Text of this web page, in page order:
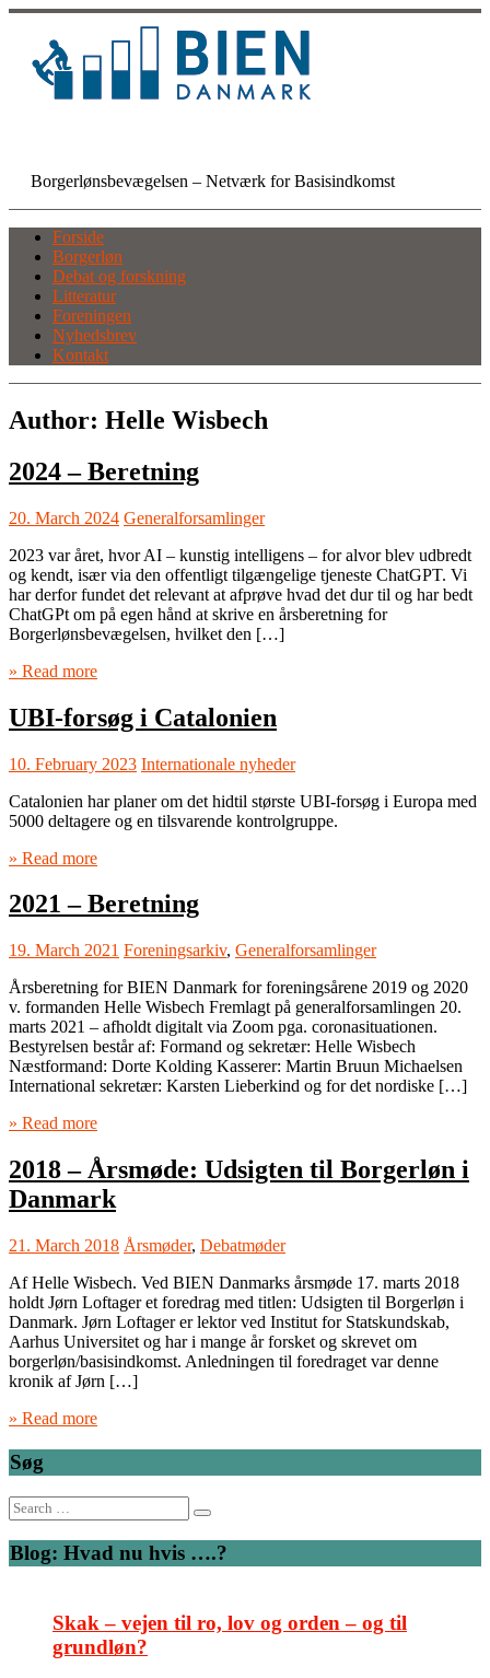
Skip
content
Borgerlønsbevægelsen – Netværk for Basisindkomst
Forside
Borgerløn
Debat og forskning
Litteratur
Foreningen
Nyhedsbrev
Kontakt
Author: Helle Wisbech
2024 – Beretning
20. March 2024 Generalforsamlinger
2023 var året, hvor AI – kunstig intelligens – for alvor blev udbredt
og kendt, især via den offentligt tilgængelige tjeneste ChatGPT. Vi
har derfor fundet det relevant at afprøve hvad det dur til og har bedt
ChatGPt om på egen hånd at skrive en årsberetning for
Borgerlønsbevægelsen, hvilket den […]
» Read more
UBI-forsøg i Catalonien
10. February 2023 Internationale nyheder
Catalonien har planer om det hidtil største UBI-forsøg i Europa med
5000 deltagere og en tilsvarende kontrolgruppe.
» Read more
2021 – Beretning
19. March 2021 Foreningsarkiv, Generalforsamlinger
Årsberetning for BIEN Danmark for foreningsårene 2019 og 2020
v. formanden Helle Wisbech Fremlagt på generalforsamlingen 20.
marts 2021 – afholdt digitalt via Zoom pga. coronasituationen.
Bestyrelsen består af: Formand og sekretær: Helle Wisbech
Næstformand: Dorte Kolding Kasserer: Martin Bruun Michaelsen
International sekretær: Karsten Lieberkind og for det nordiske […]
» Read more
2018 – Årsmøde: Udsigten til Borgerløn i
Danmark
21. March 2018 Årsmøder, Debatmøder
Af Helle Wisbech. Ved BIEN Danmarks årsmøde 17. marts 2018
holdt Jørn Loftager et foredrag med titlen: Udsigten til Borgerløn i
Danmark. Jørn Loftager er lektor ved Institut for Statskundskab,
Aarhus Universitet og har i mange år forsket og skrevet om
borgerløn/basisindkomst. Anledningen til foredraget var denne
kronik af Jørn […]
» Read more
Søg
Search
for:
Blog: Hvad nu hvis ….?
Skak – vejen til ro, lov og orden – og til
grundløn?